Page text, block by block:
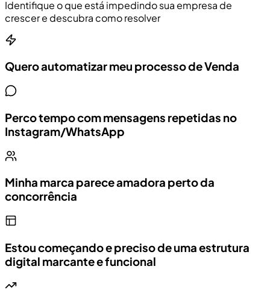
Identifique o que está impedindo sua empresa de
crescer e descubra como resolver
Quero automatizar meu processo de Venda
Perco tempo com mensagens repetidas no
Instagram/WhatsApp
Minha marca parece amadora perto da
concorrência
Estou começando e preciso de uma estrutura
digital marcante e funcional